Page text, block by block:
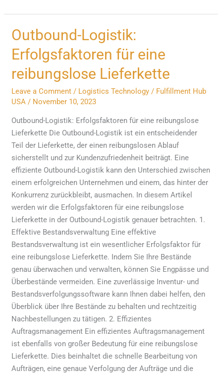
Outbound-Logistik:
Erfolgsfaktoren für eine
reibungslose Lieferkette
Leave a Comment / Logistics Technology / Fulfillment Hub
USA/ November 10, 2023
Outbound-Logistik: Erfolgsfaktoren für eine reibungslose
Lieferkette Die Outbound-Logistik ist ein entscheidender
Teil der Lieferkette, der einen reibungslosen Ablauf
sicherstellt und zur Kundenzufriedenheit beiträgt. Eine
effiziente Outbound-Logistik kann den Unterschied zwischen
einem erfolgreichen Unternehmen und einem, das hinter der
Konkurrenz zurückbleibt, ausmachen. In diesem Artikel
werden wir die Erfolgsfaktoren für eine reibungslose
Lieferkette in der Outbound-Logistik genauer betrachten. 1.
Effektive Bestandsverwaltung Eine effektive
Bestandsverwaltung ist ein wesentlicher Erfolgsfaktor für
eine reibungslose Lieferkette. Indem Sie Ihre Bestände
genau überwachen und verwalten, können Sie Engpässe und
Überbestände vermeiden. Eine zuverlässige Inventur- und
Bestandsverfolgungssoftware kann Ihnen dabei helfen, den
Überblick über Ihre Bestände zu behalten und rechtzeitig
Nachbestellungen zu tätigen. 2. Effizientes
Auftragsmanagement Ein effizientes Auftragsmanagement
ist ebenfalls von großer Bedeutung für eine reibungslose
Lieferkette. Dies beinhaltet die schnelle Bearbeitung von
Aufträgen, eine genaue Verfolgung der Aufträge und die
Outbound-
Logistik:
Erfolgsfaktoren
eine
reibungslose
Lieferkette